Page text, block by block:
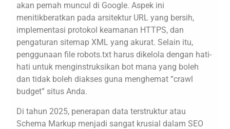
akan pernah muncul di Google. Aspek ini
menitikberatkan pada arsitektur URL yang bersih,
implementasi protokol keamanan HTTPS, dan
pengaturan sitemap XML yang akurat. Selain itu,
penggunaan file robots.txt harus dikelola dengan hati-
hati untuk menginstruksikan bot mana yang boleh
dan tidak boleh diakses guna menghemat “crawl
budget” situs Anda.
Di tahun 2025, penerapan data terstruktur atau
Schema Markup menjadi sangat krusial dalam SEO